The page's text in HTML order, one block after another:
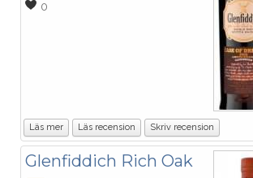
0
Läs mer Läs recension Skriv recension
Glenfiddich Rich Oak